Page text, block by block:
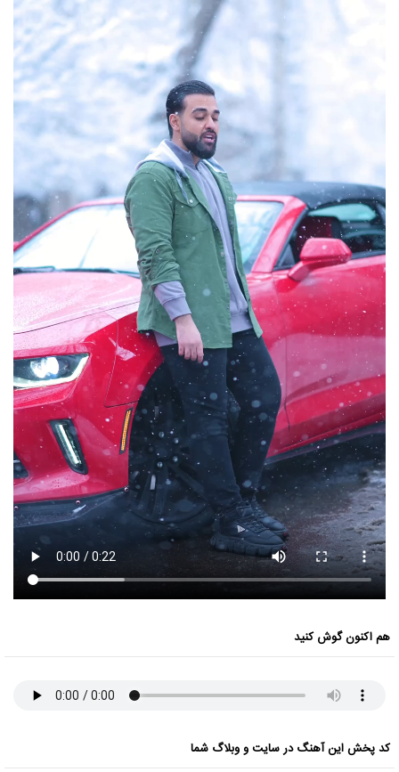
هم اکنون گوش کنید
کد پخش این آهنگ در سایت و وبلاگ شما